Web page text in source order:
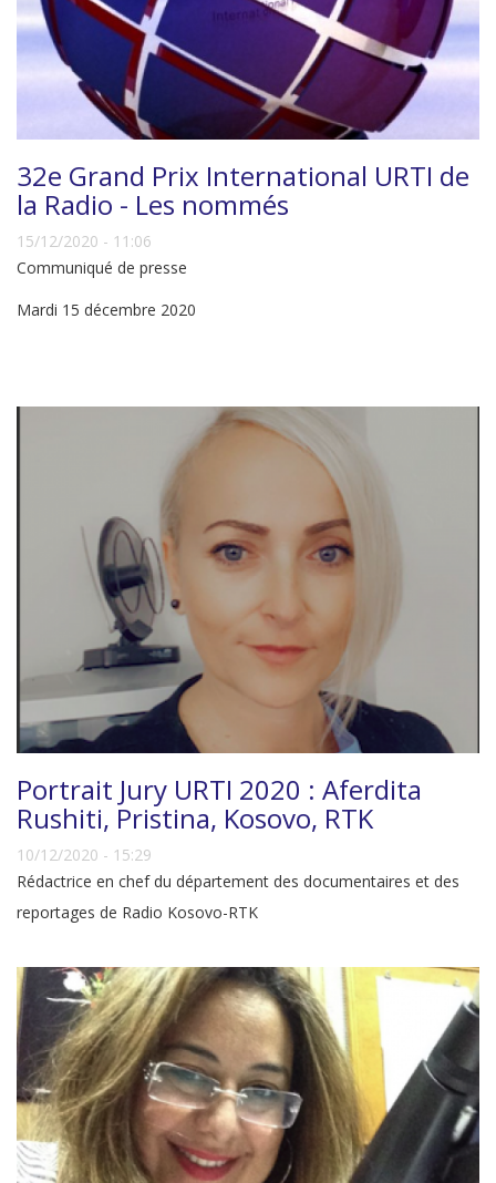
32e Grand Prix International URTI de
la Radio - Les nommés
15/12/2020 - 11:06
Communiqué de presse
Mardi 15 décembre 2020
Portrait Jury URTI 2020 : Aferdita
Rushiti, Pristina, Kosovo, RTK
10/12/2020 - 15:29
Rédactrice en chef du département des documentaires et des
reportages de Radio Kosovo-RTK